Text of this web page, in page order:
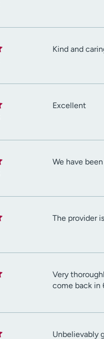
Kind and
Excellent
We have
The provider
Very
come back in
Unbelievably